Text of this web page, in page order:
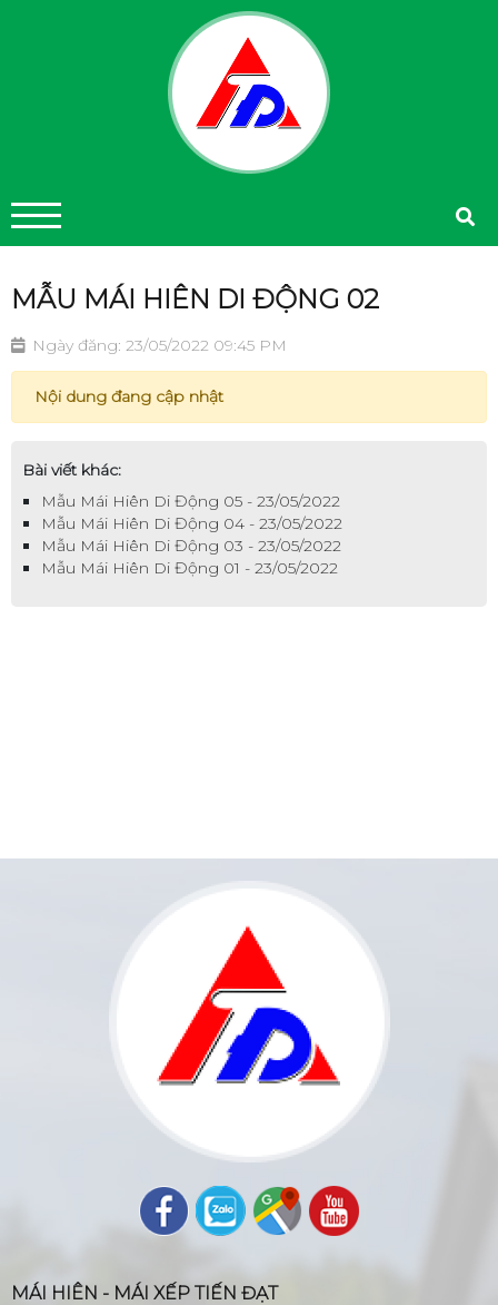
MẪU MÁI HIÊN DI ĐỘNG 02
Ngày đăng: 23/05/2022 09:45 PM
Nội dung đang cập nhật
Bài viết khác:
Mẫu Mái Hiên Di Động 05 - 23/05/2022
Mẫu Mái Hiên Di Động 04 - 23/05/2022
Mẫu Mái Hiên Di Động 03 - 23/05/2022
Mẫu Mái Hiên Di Động 01 - 23/05/2022
MÁI HIÊN - MÁI XẾP TIẾN ĐẠT